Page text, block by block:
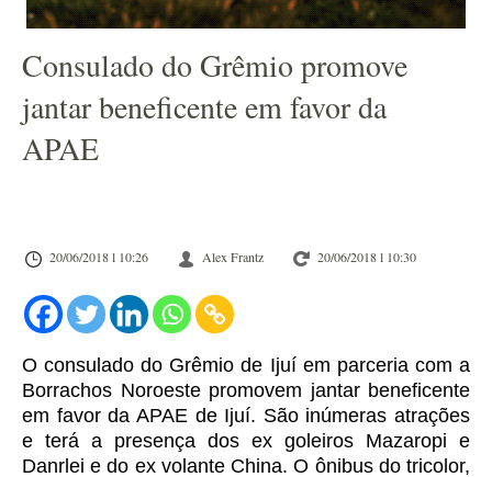
Consulado do Grêmio promove
jantar beneficente em favor da
APAE
20/06/2018 l 10:26 Alex Frantz 20/06/2018 l 10:30
O consulado do Grêmio de Ijuí em parceria com a
Borrachos Noroeste promovem jantar beneficente
em favor da APAE de Ijuí. São inúmeras atrações
e terá a presença dos ex goleiros Mazaropi e
Danrlei e do ex volante China. O ônibus do tricolor,